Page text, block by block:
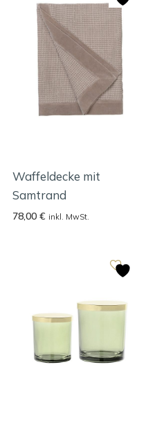
Waffeldecke mit
Samtrand
78,00 € inkl. MwSt.